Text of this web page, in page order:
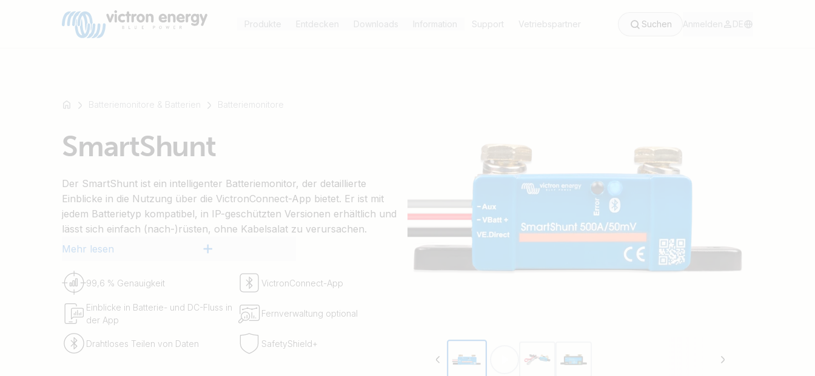
Produkte Entdecken Downloads Information Support Vetriebspartner Suchen Anmelden DE
Batteriemonitore & Batterien Batteriemonitore
SmartShunt
Der SmartShunt ist ein intelligenter Batteriemonitor, der detaillierte
Einblicke in die Nutzung über die VictronConnect-App bietet. Er ist mit
jedem Batterietyp kompatibel, in IP-geschützten Versionen erhältlich und
lässt sich einfach (nach-)rüsten, ohne Kabelsalat zu verursachen.
Mehr lesen
99,6 % Genauigkeit VictronConnect-App
Einblicke in Batterie- und DC-Fluss in
der App
Fernverwaltung optional
Drahtloses Teilen von Daten SafetyShield+